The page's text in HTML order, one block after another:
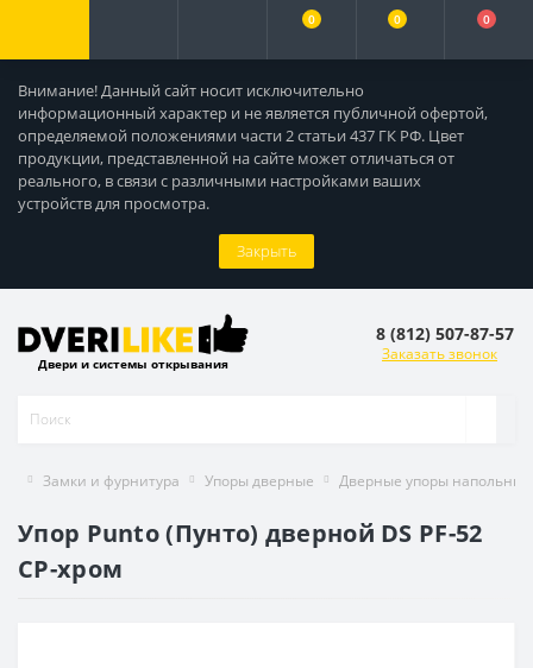
Внимание! Данный сайт носит исключительно
информационный характер и не является публичной офертой,
определяемой положениями части 2 статьи 437 ГК РФ. Цвет
продукции, представленной на сайте может отличаться от
реального, в связи с различными настройками ваших
устройств для просмотра.
Закрыть
0 0 0
Двери и системы открывания
8 (812) 507-87-57
Заказать звонок
Замки и фурнитура Упоры дверные Дверные упоры напольные
Упор Punto (Пунто) дверной DS PF-52
CP-хром